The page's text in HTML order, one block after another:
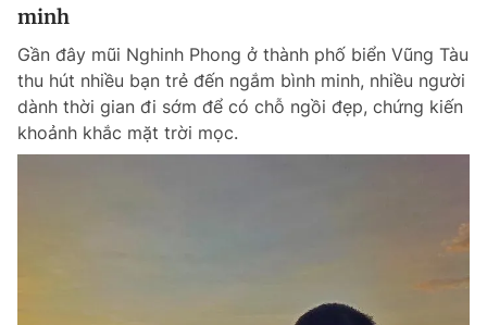
minh
Gần đây mũi Nghinh Phong ở thành phố biển Vũng Tàu
thu hút nhiều bạn trẻ đến ngắm bình minh, nhiều người
dành thời gian đi sớm để có chỗ ngồi đẹp, chứng kiến
khoảnh khắc mặt trời mọc.